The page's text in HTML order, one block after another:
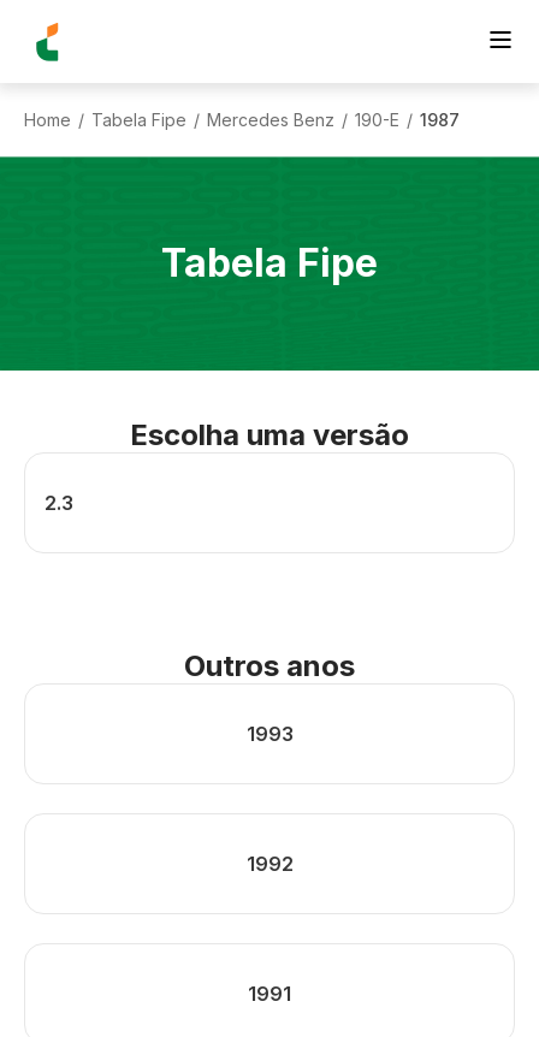
Home / Tabela Fipe / Mercedes Benz / 190-E / 1987
Tabela Fipe
Escolha uma versão
2.3
Outros anos
1993
1992
1991